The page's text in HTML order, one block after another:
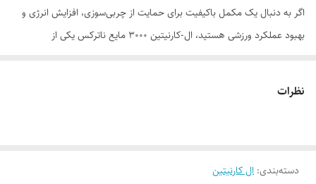
اگر به دنبال یک مکمل باکیفیت برای حمایت از چربی‌سوزی، افزایش انرژی و
بهبود عملکرد ورزشی هستید، ال-کارنیتین 3000 مایع ناترکس یکی از
جذب سریع‌تری نسبت به بسیاری از مکمل‌های مشابه دارد. این محصول فاقد
نظرات
دسته‌بندی: ال کارنیتین